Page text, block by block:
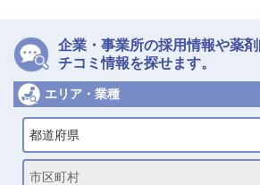
企業・事業所の採用情報や薬
チコミ情報を探せます。
エリア・業種
都道府県
市区町村